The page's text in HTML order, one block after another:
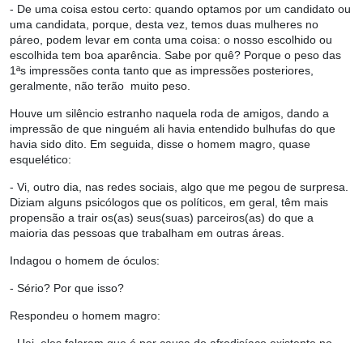
- De uma coisa estou certo: quando optamos por um candidato ou
uma candidata, porque, desta vez, temos duas mulheres no
páreo, podem levar em conta uma coisa: o nosso escolhido ou
escolhida tem boa aparência. Sabe por quê? Porque o peso das
1ªs impressões conta tanto que as impressões posteriores,
geralmente, não terão muito peso.
Houve um silêncio estranho naquela roda de amigos, dando a
impressão de que ninguém ali havia entendido bulhufas do que
havia sido dito. Em seguida, disse o homem magro, quase
esquelético:
- Vi, outro dia, nas redes sociais, algo que me pegou de surpresa.
Diziam alguns psicólogos que os políticos, em geral, têm mais
propensão a trair os(as) seus(suas) parceiros(as) do que a
maioria das pessoas que trabalham em outras áreas.
Indagou o homem de óculos:
- Sério? Por que isso?
Respondeu o homem magro: